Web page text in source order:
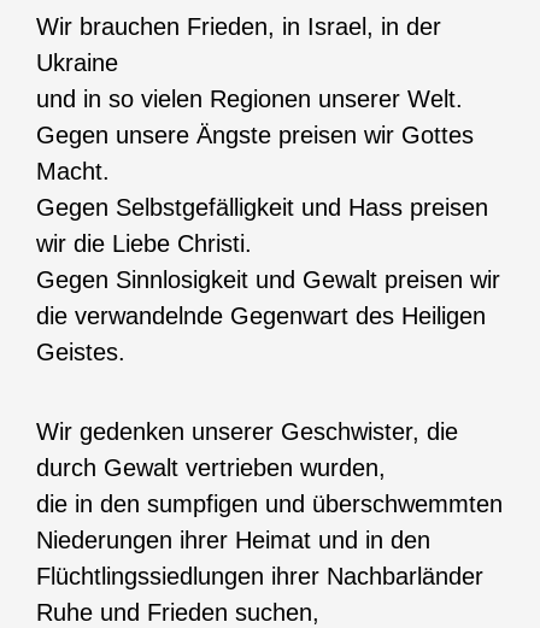
Wir brauchen Frieden, in Israel, in der
Ukraine
und in so vielen Regionen unserer Welt.
Gegen unsere Ängste preisen wir Gottes
Macht.
Gegen Selbstgefälligkeit und Hass preisen
wir die Liebe Christi.
Gegen Sinnlosigkeit und Gewalt preisen wir
die verwandelnde Gegenwart des Heiligen
Geistes.
Wir gedenken unserer Geschwister, die
durch Gewalt vertrieben wurden,
die in den sumpfigen und überschwemmten
Niederungen ihrer Heimat und in den
Flüchtlingssiedlungen ihrer Nachbarländer
Ruhe und Frieden suchen,